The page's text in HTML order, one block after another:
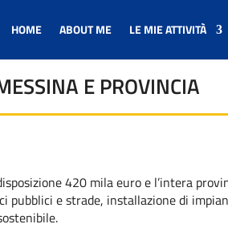
HOME ABOUT ME LE MIE ATTIVITÀ
E PROVINCIA
420 mila euro e l’intera
pubblici e strade, installazione di